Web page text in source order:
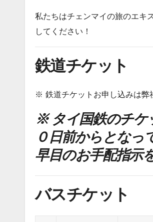
私たちはチェンマイの旅のエキ
してください！
鉄道チケット
※ 鉄道チケットお申し込みは弊
※ タイ国鉄のチケ
０日前からとなっ
早目のお手配指示
バスチケット